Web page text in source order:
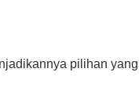
pilihan